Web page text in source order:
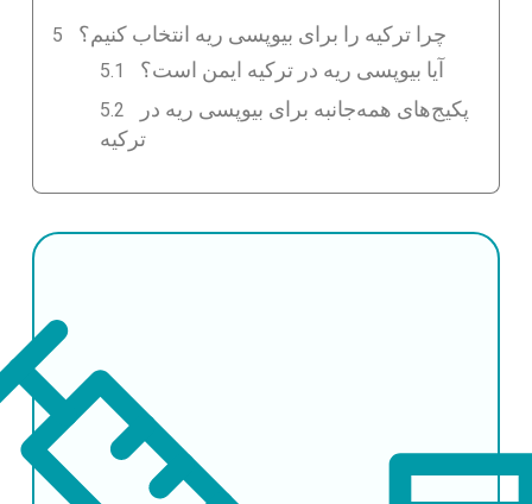
چرا ترکیه را برای بیوپسی ریه انتخاب کنیم؟
آیا بیوپسی ریه در ترکیه ایمن است؟
پکیج‌های همه‌جانبه برای بیوپسی ریه در
ترکیه